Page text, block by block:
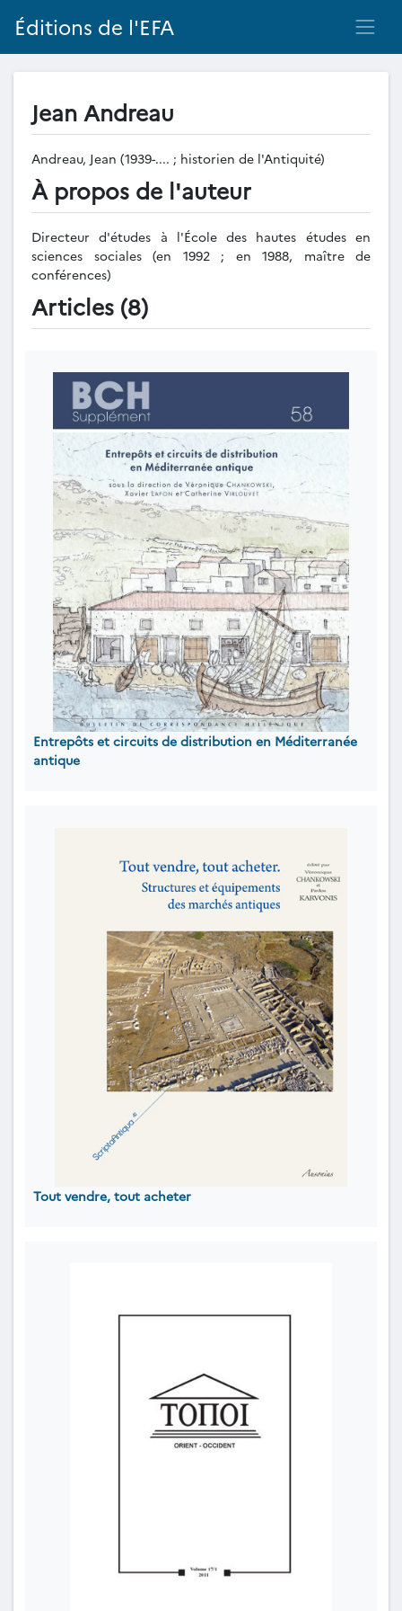
Éditions de l'EFA
Jean Andreau
Andreau, Jean (1939-.... ; historien de l'Antiquité)
À propos de l'auteur
Directeur d'études à l'École des hautes études en
sciences sociales (en 1992 ; en 1988, maître de
conférences)
Articles (8)
Entrepôts et circuits de distribution en Méditerranée
antique
Tout vendre, tout acheter